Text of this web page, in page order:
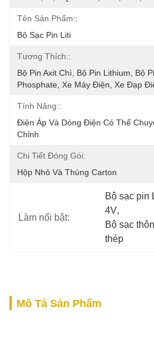
Tên Sản Phẩm::
Bộ Sạc Pin Liti
Tương Thích::
Bộ Pin Axit Chì, Bộ Pin Lithium, Bộ
Phosphate, Xe Máy Điện, Xe Đạp
Tính Năng::
Điện Áp Và Dòng Điện Có Thể
Chỉnh
Chi Tiết Đóng Gói:
Hộp Nhỏ Và Thùng Carton
Làm nổi bật:
Bộ sạc pin
4V,
Bộ sạc
thép
Mô Tả Sản Phẩm